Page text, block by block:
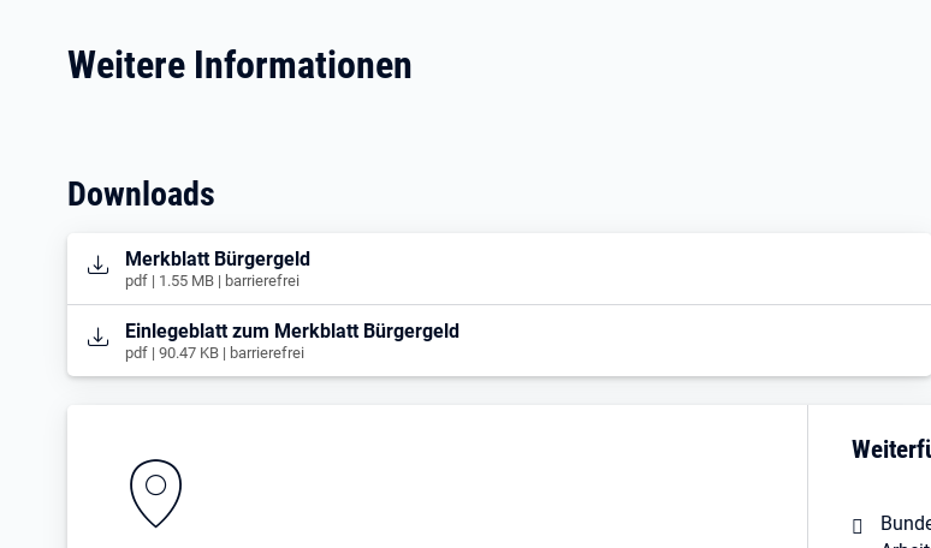
Weitere Informationen
Downloads
Öffnet in neuem Tab
Merkblatt Bürgergeld
pdf | 1.55 MB | barrierefrei
Öffnet in neuem Tab
Einlegeblatt zum Merkblatt Bürgergeld
pdf | 90.47 KB | barrierefrei